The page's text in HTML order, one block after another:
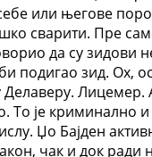
или његове
сварити. Пре
да су зидови
подигао зид. Ох,
Делаверу. Лицемер.
То је криминално и
Џо Бајден
чак и док ради